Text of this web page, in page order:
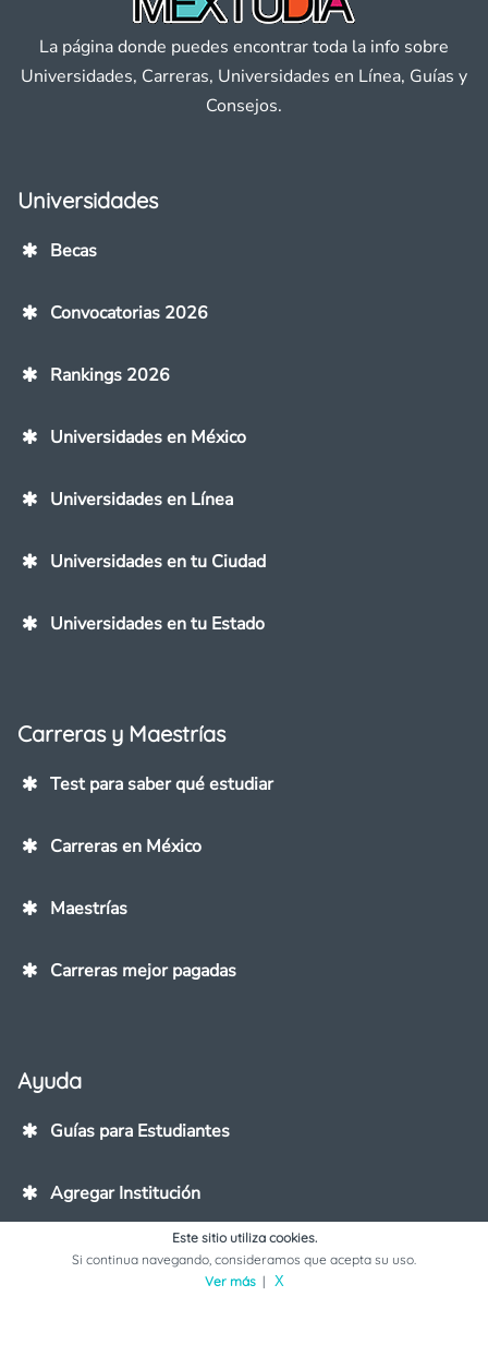
La página donde puedes encontrar toda la info sobre
Universidades, Carreras, Universidades en Línea, Guías y
Consejos.
Universidades
Becas
Convocatorias 2026
Rankings 2026
Universidades en México
Universidades en Línea
Universidades en tu Ciudad
Universidades en tu Estado
Carreras y Maestrías
Test para saber qué estudiar
Carreras en México
Maestrías
Carreras mejor pagadas
Ayuda
Guías para Estudiantes
Agregar Institución
Contáctanos
Este sitio utiliza cookies.
Si continua navegando, consideramos que acepta su uso.
Ver más| X